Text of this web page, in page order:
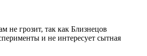
не грозит, так как Близнецов
и не интересует сытная